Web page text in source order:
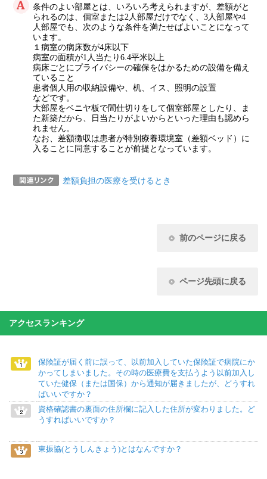
条件のよい部屋とは、いろいろ考えられますが、差額がと
られるのは、個室または2人部屋だけでなく、3人部屋や4
人部屋でも、次のような条件を満たせばよいことになって
います。
１病室の病床数が4床以下
病室の面積が1人当たり6.4平米以上
病床ごとにプライバシーの確保をはかるための設備を備え
ていること
患者個人用の収納設備や、机、イス、照明の設置
などです。
大部屋をベニヤ板で間仕切りをして個室部屋としたり、ま
た新築だから、日当たりがよいからといった理由も認めら
れません。
なお、差額徴収は患者が特別療養環境室（差額ベッド）に
入ることに同意することが前提となっています。
差額負担の医療を受けるとき
前のページに戻る
ページ先頭に戻る
アクセスランキング
保険証が届く前に誤って、以前加入していた保険証で病院にか
かってしまいました。その時の医療費を支払うよう以前加入し
ていた健保（または国保）から通知が届きましたが、どうすれ
ばいいですか？
資格確認書の裏面の住所欄に記入した住所が変わりました。ど
うすればいいですか？
東振協(とうしんきょう)とはなんですか？